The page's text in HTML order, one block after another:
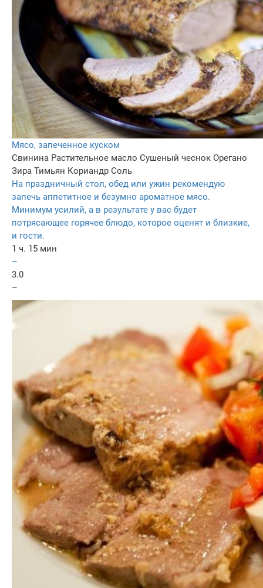
Мясо, запеченное куском
Свинина Растительное масло Сушеный чеснок Орегано
Зира Тимьян Кориандр Соль
На праздничный стол, обед или ужин рекомендую
запечь аппетитное и безумно ароматное мясо.
Минимум усилий, а в результате у вас будет
потрясающее горячее блюдо, которое оценят и близкие,
и гости.
1 ч. 15 мин
–
3.0
–